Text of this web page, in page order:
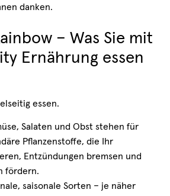
danken.
– Was Sie mit
Ernährung essen
essen.
Salaten und Obst stehen für
Pflanzenstoffe, die Ihr
Entzündungen bremsen und
fördern.
saisonale Sorten – je näher